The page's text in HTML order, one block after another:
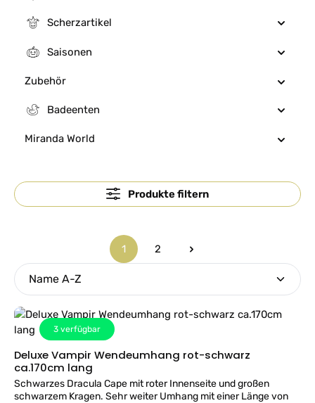
Scherzartikel
Saisonen
Zubehör
Badeenten
Miranda World
Produkte filtern
Seite
1
Seite
2
3 verfügbar
Deluxe Vampir Wendeumhang rot-schwarz
ca.170cm lang
Schwarzes Dracula Cape mit roter Innenseite und großen
schwarzem Kragen. Sehr weiter Umhang mit einer Länge von